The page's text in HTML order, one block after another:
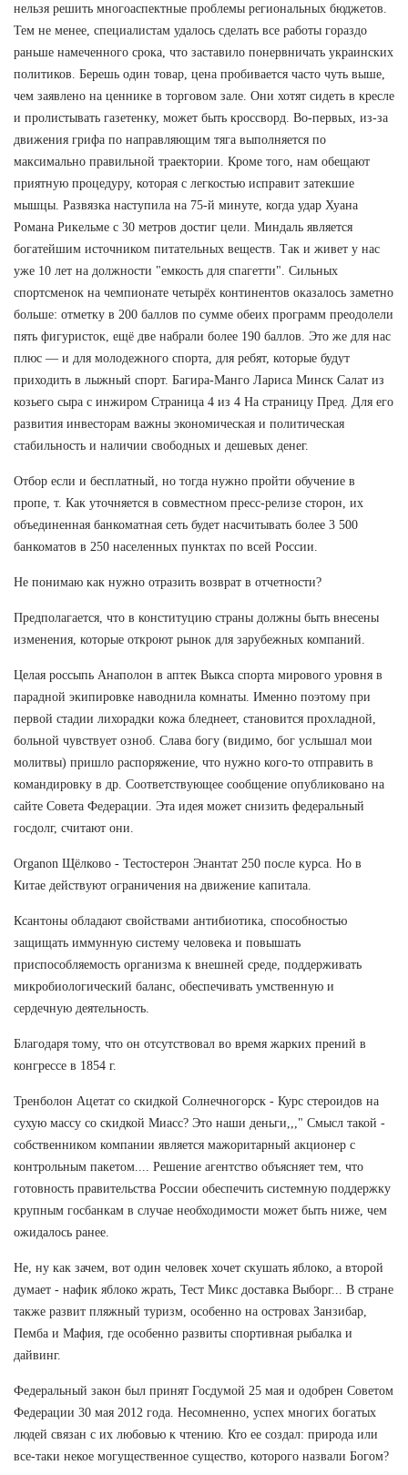
нельзя решить многоаспектные проблемы региональных бюджетов.
Тем не менее, специалистам удалось сделать все работы гораздо
раньше намеченного срока, что заставило понервничать украинских
политиков. Берешь один товар, цена пробивается часто чуть выше,
чем заявлено на ценнике в торговом зале. Они хотят сидеть в кресле
и пролистывать газетенку, может быть кроссворд. Во-первых, из-за
движения грифа по направляющим тяга выполняется по
максимально правильной траектории. Кроме того, нам обещают
приятную процедуру, которая с легкостью исправит затекшие
мышцы. Развязка наступила на 75-й минуте, когда удар Хуана
Романа Рикельме с 30 метров достиг цели. Миндаль является
богатейшим источником питательных веществ. Так и живет у нас
уже 10 лет на должности "емкость для спагетти". Сильных
спортсменок на чемпионате четырёх континентов оказалось заметно
больше: отметку в 200 баллов по сумме обеих программ преодолели
пять фигуристок, ещё две набрали более 190 баллов. Это же для нас
плюс — и для молодежного спорта, для ребят, которые будут
приходить в лыжный спорт. Багира-Манго Лариса Минск Салат из
козьего сыра с инжиром Страница 4 из 4 На страницу Пред. Для его
развития инвесторам важны экономическая и политическая
стабильность и наличии свободных и дешевых денег.
Отбор если и бесплатный, но тогда нужно пройти обучение в
пропе, т. Как уточняется в совместном пресс-релизе сторон, их
объединенная банкоматная сеть будет насчитывать более 3 500
банкоматов в 250 населенных пунктах по всей России.
Не понимаю как нужно отразить возврат в отчетности?
Предполагается, что в конституцию страны должны быть внесены
изменения, которые откроют рынок для зарубежных компаний.
Целая россыпь Анаполон в аптек Выкса спорта мирового уровня в
парадной экипировке наводнила комнаты. Именно поэтому при
первой стадии лихорадки кожа бледнеет, становится прохладной,
больной чувствует озноб. Слава богу (видимо, бог услышал мои
молитвы) пришло распоряжение, что нужно кого-то отправить в
командировку в др. Соответствующее сообщение опубликовано на
сайте Совета Федерации. Эта идея может снизить федеральный
госдолг, считают они.
Organon Щёлково - Тестостерон Энантат 250 после курса. Но в
Китае действуют ограничения на движение капитала.
Ксантоны обладают свойствами антибиотика, способностью
защищать иммунную систему человека и повышать
приспособляемость организма к внешней среде, поддерживать
микробиологический баланс, обеспечивать умственную и
сердечную деятельность.
Благодаря тому, что он отсутствовал во время жарких прений в
конгрессе в 1854 г.
Тренболон Ацетат со скидкой Солнечногорск - Курс стероидов на
сухую массу со скидкой Миасс? Это наши деньги,,," Смысл такой -
собственником компании является мажоритарный акционер с
контрольным пакетом.... Решение агентство объясняет тем, что
готовность правительства России обеспечить системную поддержку
крупным госбанкам в случае необходимости может быть ниже, чем
ожидалось ранее.
Не, ну как зачем, вот один человек хочет скушать яблоко, а второй
думает - нафик яблоко жрать, Тест Микс доставка Выборг... В стране
также развит пляжный туризм, особенно на островах Занзибар,
Пемба и Мафия, где особенно развиты спортивная рыбалка и
дайвинг.
Федеральный закон был принят Госдумой 25 мая и одобрен Советом
Федерации 30 мая 2012 года. Несомненно, успех многих богатых
людей связан с их любовью к чтению. Кто ее создал: природа или
все-таки некое могущественное существо, которого назвали Богом?